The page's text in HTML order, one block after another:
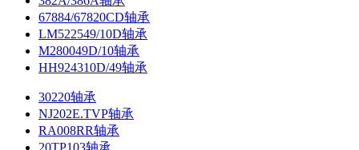
67884/67820CD轴承
LM522549/10D轴承
M280049D/10轴承
HH924310D/49轴承
30220轴承
NJ202E.TVP轴承
RA008RR轴承
20TP103轴承